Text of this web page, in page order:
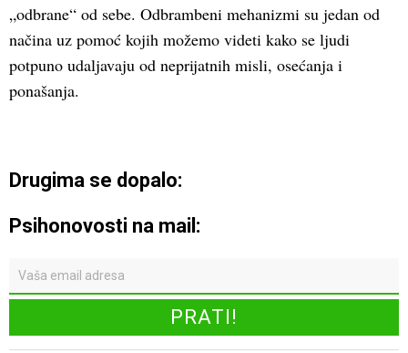
„odbrane“ od sebe. Odbrambeni mehanizmi su jedan od
načina uz pomoć kojih možemo videti kako se ljudi
potpuno udaljavaju od neprijatnih misli, osećanja i
ponašanja.
Drugima se dopalo:
Psihonovosti na mail: